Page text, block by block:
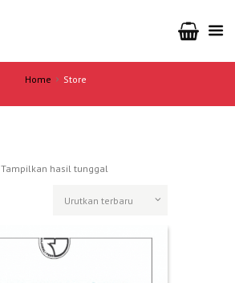
Home Store
Tampilkan hasil tunggal